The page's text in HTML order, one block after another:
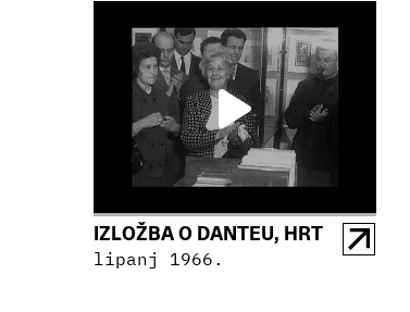
IZLOŽBA O DANTEU, HRT
lipanj 1966.